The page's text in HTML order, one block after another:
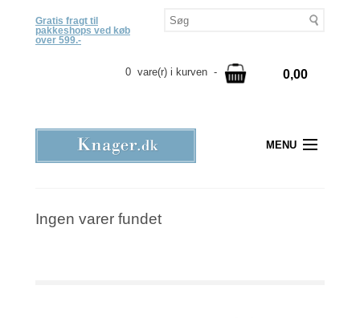
Gratis fragt til
pakkeshops ved køb
over 599.-
0 vare(r) i kurven - 0,00
MENU
Ingen varer fundet